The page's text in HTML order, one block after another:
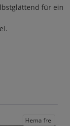
für ein
Hema frei